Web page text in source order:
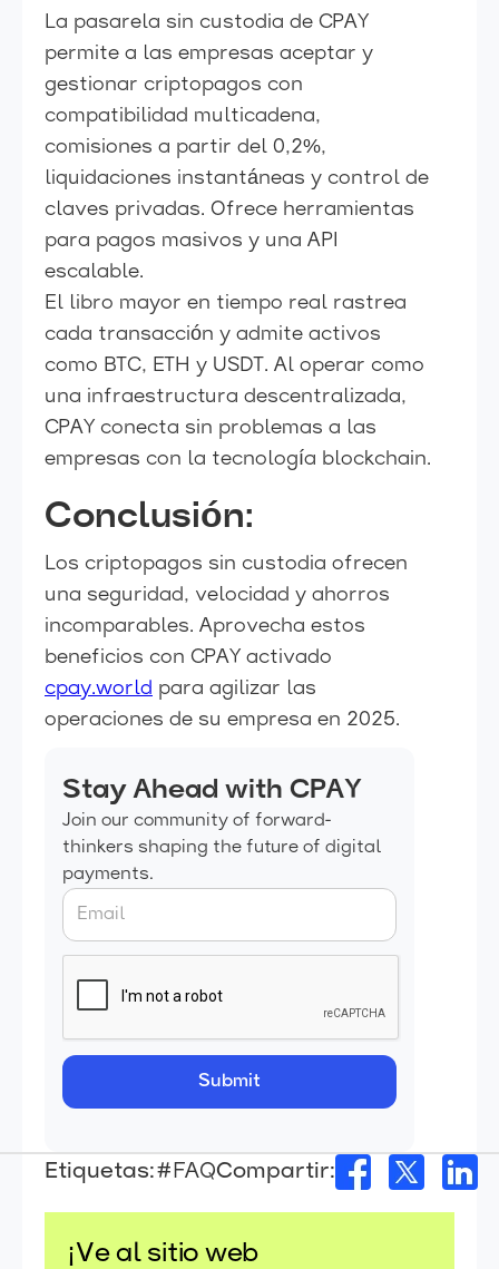
La pasarela sin custodia de CPAY
permite a las empresas aceptar y
gestionar criptopagos con
compatibilidad multicadena,
comisiones a partir del 0,2%,
liquidaciones instantáneas y control de
claves privadas. Ofrece herramientas
para pagos masivos y una API
escalable.
El libro mayor en tiempo real rastrea
cada transacción y admite activos
como BTC, ETH y USDT. Al operar como
una infraestructura descentralizada,
CPAY conecta sin problemas a las
empresas con la tecnología blockchain.
Conclusión:
Los criptopagos sin custodia ofrecen
una seguridad, velocidad y ahorros
incomparables. Aprovecha estos
beneficios con CPAY activado
cpay.world para agilizar las
operaciones de su empresa en 2025.
Stay Ahead with CPAY
Join our community of forward-
thinkers shaping the future of digital
payments.
Etiquetas:#FAQCompartir:
¡Ve al sitio web